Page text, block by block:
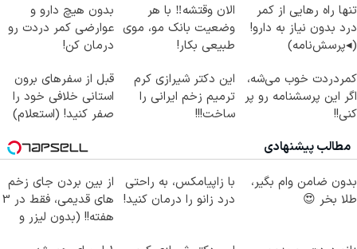
تنها راه رهایی از کمر
درد بدون نیاز به دارو!
(◂پرسش‌نامه)
الان وقتشه‼️ با هر
وضعیت بانک مو، موی
طبیعی بکار!
بدون هیچ دارو و
عوارضی کمر دردت رو
درمان کن!
کمردردت خوب می‌شه،
اگر این پرسشنامه رو پر
کنی!!
این دکتر شیرازی کرم
ترمیم زخم ایرانی را
ساخت!!!
قبل از سفرهای برون
استانی خلافی خود را
صفر کنید! (استعلام)
مطالب پیشنهادی
بدون ضامن وام بگیر،
طلا بخر 😍
با زاپیامکس، به راحتی
درد زانو را درمان کنید!
از بین بردن جای زخم
های قدیمی، فقط در 3
هفته!! (بدون لیزر و